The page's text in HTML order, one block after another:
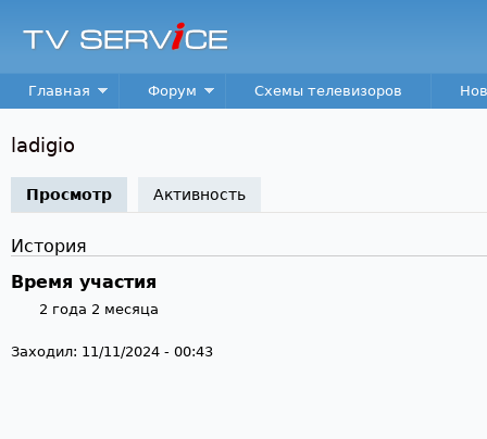
TV
Service
Main menu
Главная Форум Схемы телевизоров
ladigio
Просмотр (активная вкладка)
Активность
История
Время участия
2 года 2 месяца
Заходил: 11/11/2024 - 00:43